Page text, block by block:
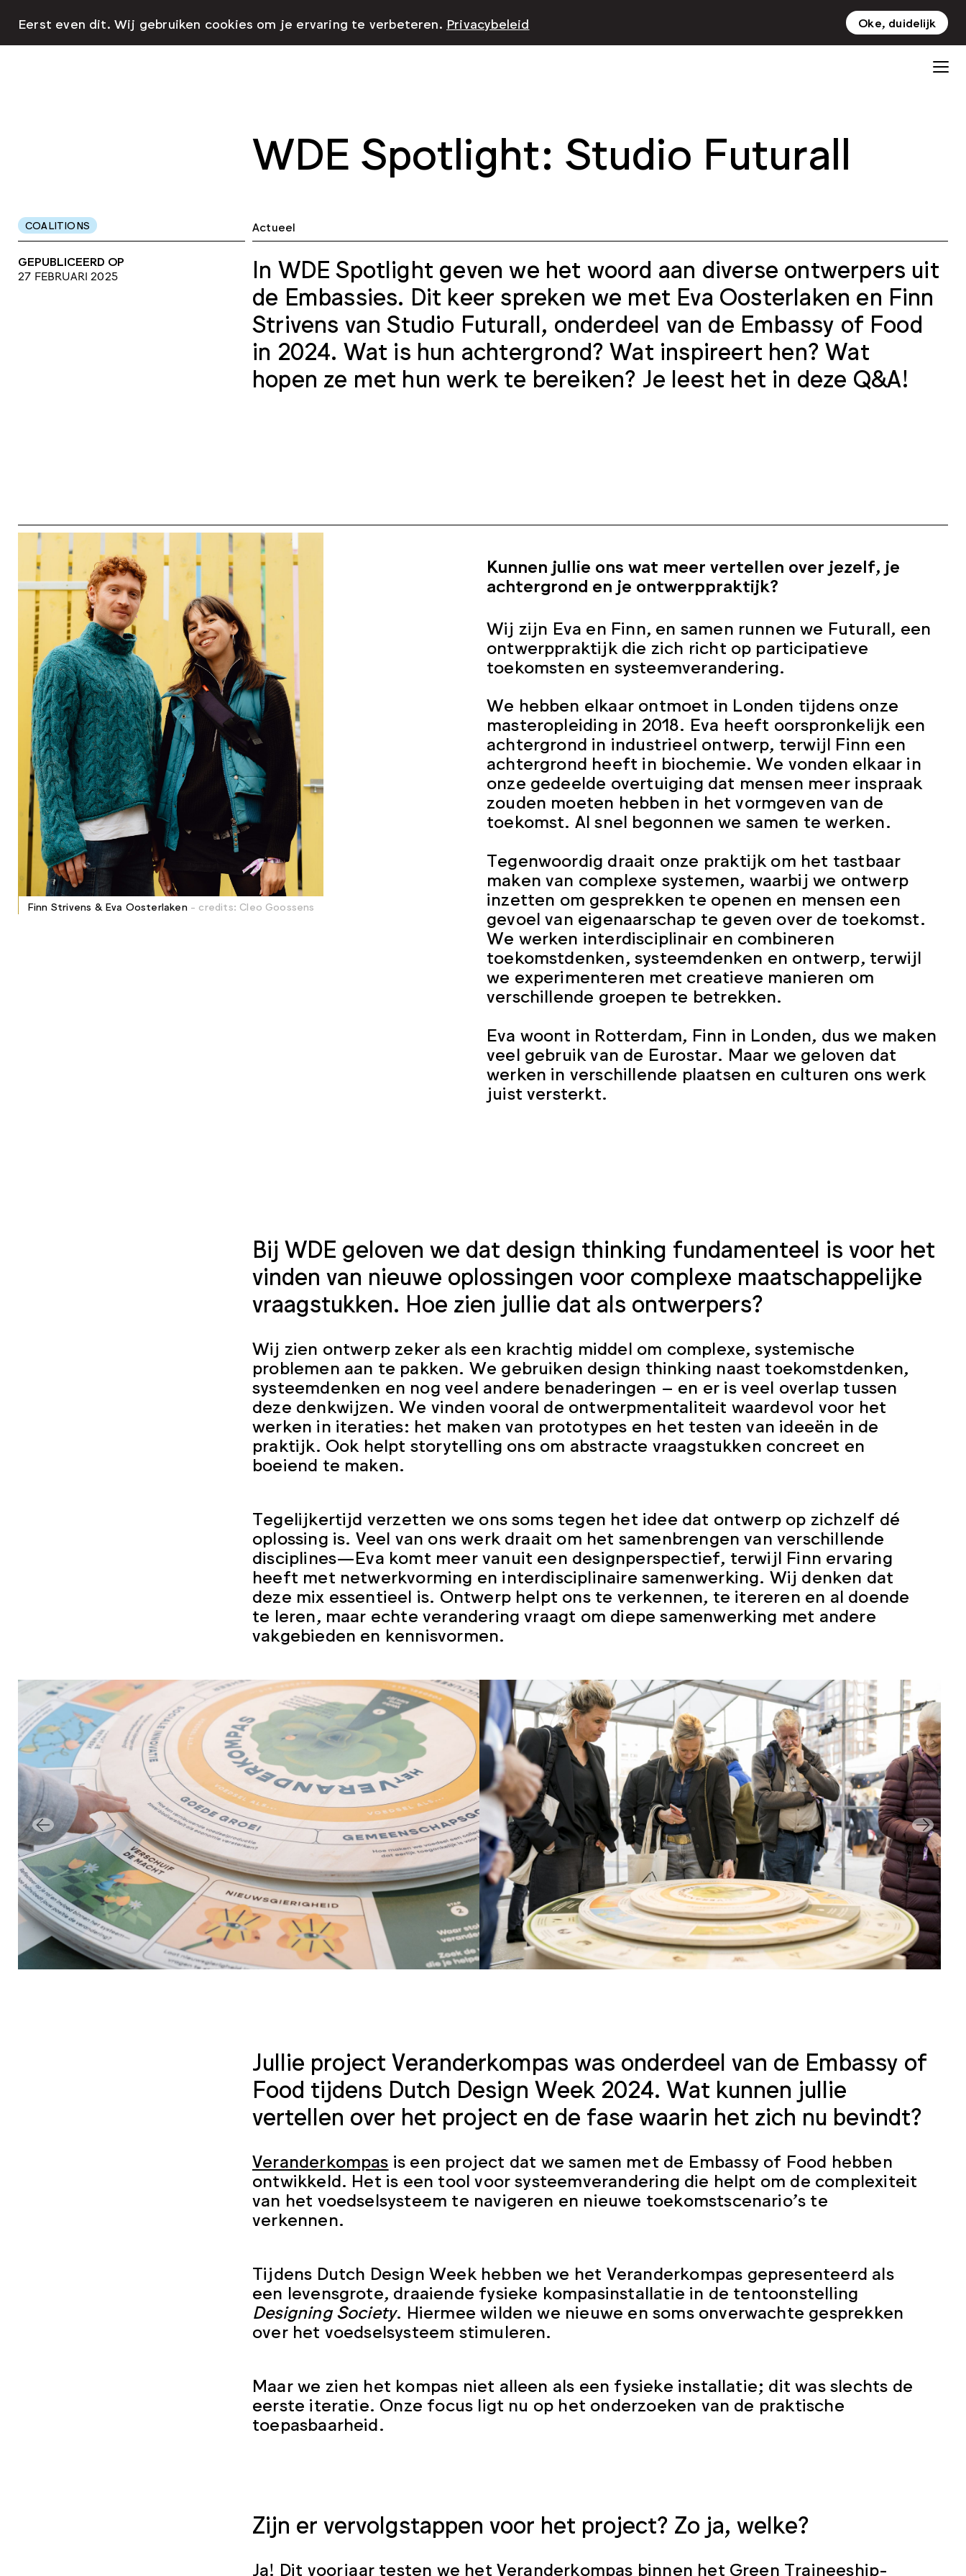
NL EN
WDE Spotlight: Studio Futurall
COALITIONS
GEPUBLICEERD OP
27 FEBRUARI 2025
Actueel
In WDE Spotlight geven we het woord aan diverse ontwerpers uit
de Embassies. Dit keer spreken we met Eva Oosterlaken en Finn
Strivens van Studio Futurall, onderdeel van de Embassy of Food
in 2024. Wat is hun achtergrond? Wat inspireert hen? Wat
hopen ze met hun werk te bereiken? Je leest het in deze Q&A!
Finn Strivens & Eva Oosterlaken - credits: Cleo Goossens
Kunnen jullie ons wat meer vertellen over jezelf, je
achtergrond en je ontwerppraktijk?
Wij zijn Eva en Finn, en samen runnen we Futurall, een
ontwerppraktijk die zich richt op participatieve
toekomsten en systeemverandering.
We hebben elkaar ontmoet in Londen tijdens onze
masteropleiding in 2018. Eva heeft oorspronkelijk een
achtergrond in industrieel ontwerp, terwijl Finn een
achtergrond heeft in biochemie. We vonden elkaar in
onze gedeelde overtuiging dat mensen meer inspraak
zouden moeten hebben in het vormgeven van de
toekomst. Al snel begonnen we samen te werken.
Tegenwoordig draait onze praktijk om het tastbaar
maken van complexe systemen, waarbij we ontwerp
inzetten om gesprekken te openen en mensen een
gevoel van eigenaarschap te geven over de toekomst.
We werken interdisciplinair en combineren
toekomstdenken, systeemdenken en ontwerp, terwijl
we experimenteren met creatieve manieren om
verschillende groepen te betrekken.
Eva woont in Rotterdam, Finn in Londen, dus we maken
veel gebruik van de Eurostar. Maar we geloven dat
werken in verschillende plaatsen en culturen ons werk
juist versterkt.
Bij WDE geloven we dat design thinking fundamenteel is voor het
vinden van nieuwe oplossingen voor complexe maatschappelijke
vraagstukken. Hoe zien jullie dat als ontwerpers?
Wij zien ontwerp zeker als een krachtig middel om complexe, systemische
problemen aan te pakken. We gebruiken design thinking naast toekomstdenken,
systeemdenken en nog veel andere benaderingen – en er is veel overlap tussen
deze denkwijzen. We vinden vooral de ontwerpmentaliteit waardevol voor het
werken in iteraties: het maken van prototypes en het testen van ideeën in de
praktijk. Ook helpt storytelling ons om abstracte vraagstukken concreet en
boeiend te maken.
Tegelijkertijd verzetten we ons soms tegen het idee dat ontwerp op zichzelf dé
oplossing is. Veel van ons werk draait om het samenbrengen van verschillende
disciplines—Eva komt meer vanuit een designperspectief, terwijl Finn ervaring
heeft met netwerkvorming en interdisciplinaire samenwerking. Wij denken dat
deze mix essentieel is. Ontwerp helpt ons te verkennen, te itereren en al doende
te leren, maar echte verandering vraagt om diepe samenwerking met andere
vakgebieden en kennisvormen.
Jullie project Veranderkompas was onderdeel van de Embassy of
Food tijdens Dutch Design Week 2024. Wat kunnen jullie
vertellen over het project en de fase waarin het zich nu bevindt?
Veranderkompas is een project dat we samen met de Embassy of Food hebben
ontwikkeld. Het is een tool voor systeemverandering die helpt om de complexiteit
van het voedselsysteem te navigeren en nieuwe toekomstscenario’s te
verkennen.
Tijdens Dutch Design Week hebben we het Veranderkompas gepresenteerd als
een levensgrote, draaiende fysieke kompasinstallatie in de tentoonstelling
Designing Society. Hiermee wilden we nieuwe en soms onverwachte gesprekken
over het voedselsysteem stimuleren.
Maar we zien het kompas niet alleen als een fysieke installatie; dit was slechts de
eerste iteratie. Onze focus ligt nu op het onderzoeken van de praktische
toepasbaarheid.
Zijn er vervolgstappen voor het project? Zo ja, welke?
Ja! Dit voorjaar testen we het Veranderkompas binnen het Green Traineeship-
Eerst even dit. Wij gebruiken cookies om je ervaring te verbeteren. Privacybeleid Oke, duidelijk